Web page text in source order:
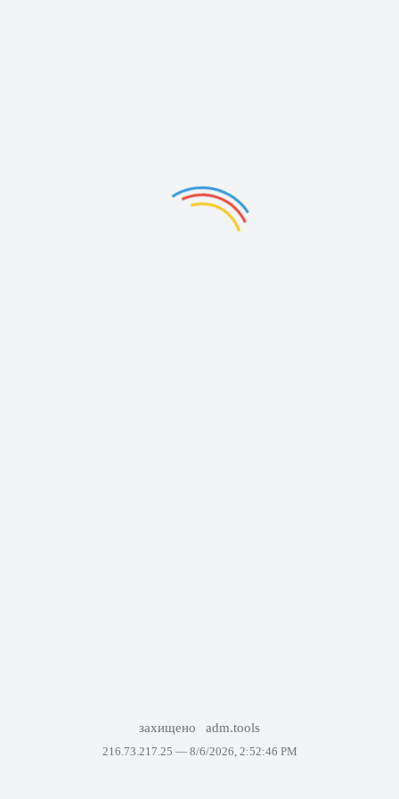
захищено adm.tools
216.73.217.25 — 8/6/2026, 2:52:46 PM